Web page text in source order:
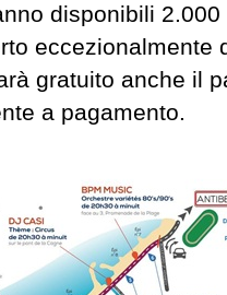
disponibili
eccezionalmente
gratuito anche il
a pagamento.